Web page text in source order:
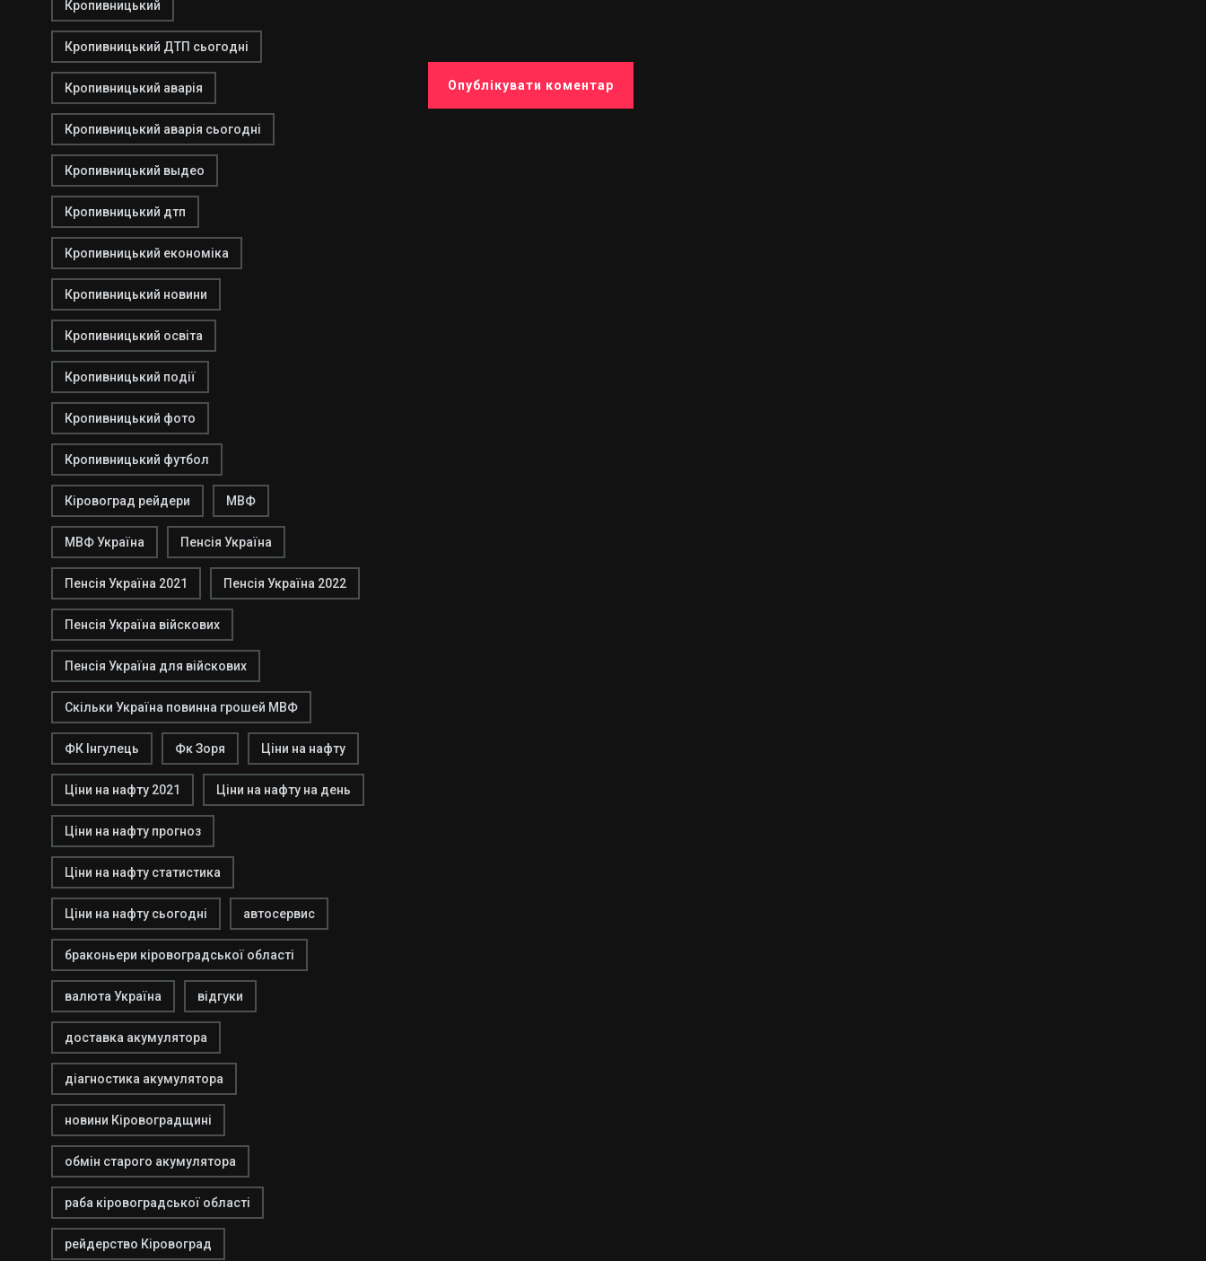
Кропивницький
Кропивницький ДТП сьогодні
Кропивницький аварія
Кропивницький аварія сьогодні
Кропивницький выдео
Кропивницький дтп
Кропивницький економіка
Кропивницький новини
Кропивницький освіта
Кропивницький події
Кропивницький фото
Кропивницький футбол
Кіровоград рейдери МВФ
МВФ Україна Пенсія Україна
Пенсія Україна 2021 Пенсія Україна 2022
Пенсія Україна війскових
Пенсія Україна для війскових
Скільки Україна повинна грошей МВФ
ФК Інгулець Фк Зоря Ціни на нафту
Ціни на нафту 2021 Ціни на нафту на день
Ціни на нафту прогноз
Ціни на нафту статистика
Ціни на нафту сьогодні автосервис
браконьери кіровоградської області
валюта Україна відгуки
доставка акумулятора
діагностика акумулятора
новини Кіровоградщині
обмін старого акумулятора
раба кіровоградської області
рейдерство Кіровоград